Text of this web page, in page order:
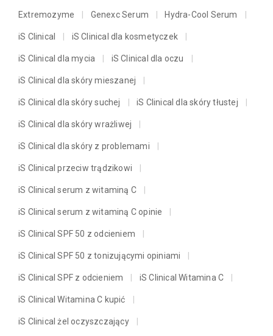
Extremozyme Genexc Serum Hydra-Cool Serum
iS Clinical iS Clinical dla kosmetyczek
iS Clinical dla mycia iS Clinical dla oczu
iS Clinical dla skóry mieszanej
iS Clinical dla skóry suchej iS Clinical dla skóry tłustej
iS Clinical dla skóry wrażliwej
iS Clinical dla skóry z problemami
iS Clinical przeciw trądzikowi
iS Clinical serum z witaminą C
iS Clinical serum z witaminą C opinie
iS Clinical SPF 50 z odcieniem
iS Clinical SPF 50 z tonizującymi opiniami
iS Clinical SPF z odcieniem iS Clinical Witamina C
iS Clinical Witamina C kupić
iS Clinical żel oczyszczający